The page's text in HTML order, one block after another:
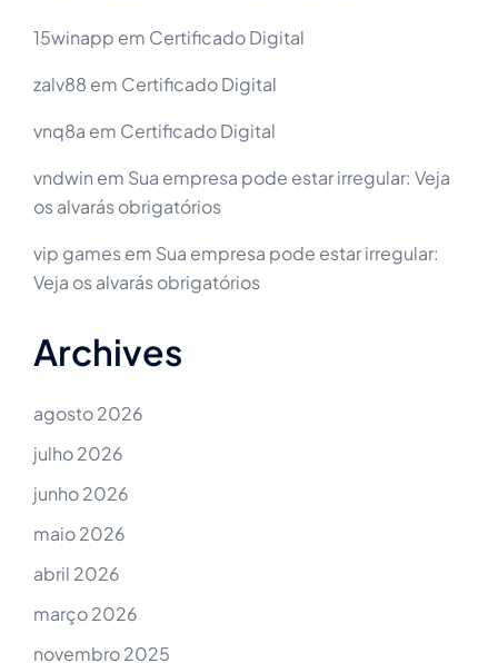
15winapp em Certificado Digital
zalv88 em Certificado Digital
vnq8a em Certificado Digital
vndwin em Sua empresa pode estar irregular: Veja
os alvarás obrigatórios
vip gamesem Sua empresa pode estar irregular:
Veja os alvarás obrigatórios
Archives
agosto 2026
julho 2026
junho 2026
maio 2026
abril 2026
março 2026
novembro 2025